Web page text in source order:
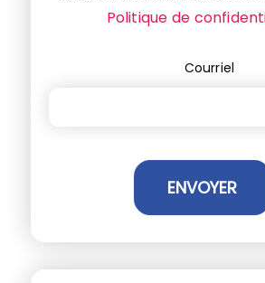
Politique de
Courriel